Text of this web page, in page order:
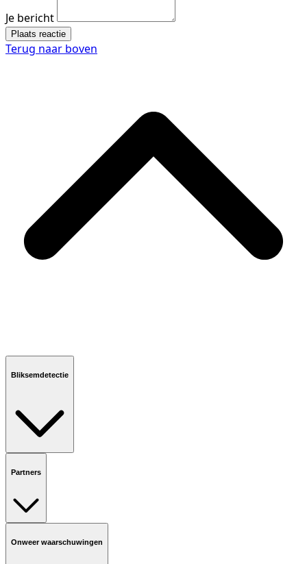
Je bericht
Plaats reactie
Terug naar boven
Bliksemdetectie
Partners
Onweer waarschuwingen